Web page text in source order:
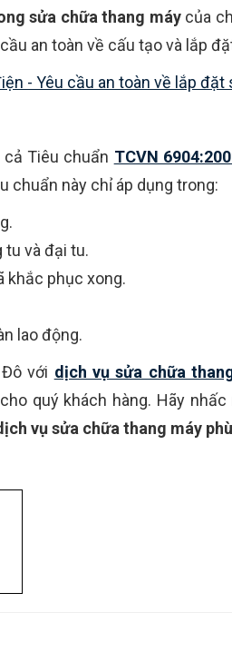
sửa chữa thang máycủa
an toàn về cấu tạo và lắp
- Yêu cầu an toàn về lắp đặt
Tiêu chuẩn TCVN
chuẩn này chỉ áp dụng trong:
tu và đại tu.
khắc phục xong.
lao động.
với dịch vụ sửa chữa
quý khách hàng. Hãy
vụ sửa chữa thang máy